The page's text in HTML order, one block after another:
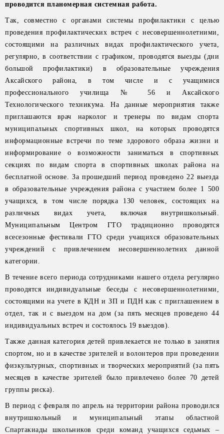
проводится планомерная системная работа.
Так, совместно с органами системы профилактики с целью
проведения профилактических встреч с несовершеннолетними,
состоящими на различных видах профилактического учета,
регулярно, в соответствии с графиком, проводятся выезды (дни
большой профилактики) в образовательные учреждения
Аксайского района, в том числе и с учащимися
профессионального училища № 56 и Аксайского
Технологического техникума. На данные мероприятия также
приглашаются врач нарколог и тренеры по видам спорта
муниципальных спортивных школ, на которых проводятся
информационные встречи по теме здорового образа жизни и
информирование о возможности заниматься в спортивных
секциях по видам спорта в спортивных школах района на
бесплатной основе. За прошедший период проведено 22 выезда
в образовательные учреждения района с участием более 1 500
учащихся, в том числе порядка 130 человек, состоящих на
различных видах учета, включая внутришкольный.
Муниципальным Центром ГТО традиционно проводятся
всесезонные фестивали ГТО среди учащихся образовательных
учреждений с привлечением несовершеннолетних данной
категории.
В течение всего периода сотрудниками нашего отдела регулярно
проводятся индивидуальные беседы с несовершеннолетними,
состоящими на учете в КДН и ЗП и ПДН как с приглашением в
отдел, так и с выездом на дом (за пять месяцев проведено 44
индивидуальных встреч и состоялось 19 выездов).
Также данная категория детей привлекается не только в занятия
спортом, но и в качестве зрителей и волонтеров при проведении
физкультурных, спортивных и творческих мероприятий (за пять
месяцев в качестве зрителей было привлечено более 70 детей
группы риска).
В период с февраля по апрель на территории района проводился
внутришкольный и муниципальный этапы областной
Спартакиады школьников среди команд учащихся седьмых –